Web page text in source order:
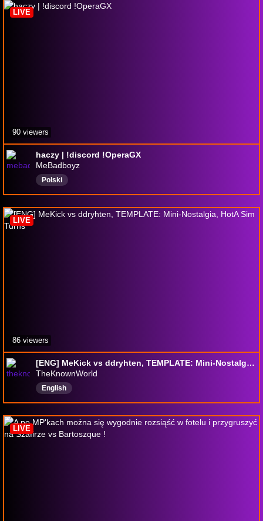
haczy | !discord !OperaGX
MeBadboyz
Polski
LIVE
90 viewers
[ENG] MeKick vs ddryhten, TEMPLATE: Mini-Nostalgia, HotA Sim Turns
TheKnownWorld
English
LIVE
86 viewers
LIVE